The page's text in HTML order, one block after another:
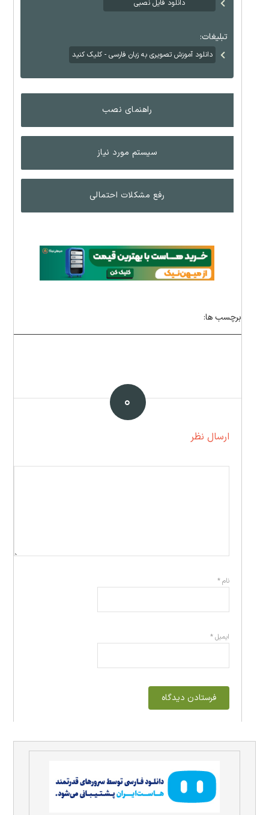
دانلود فایل نصبی
تبلیغات:
دانلود آموزش تصویری به زبان فارسی - کلیک کنید
راهنمای نصب
سیستم مورد نیاز
رفع مشکلات احتمالی
برچسب ها:
۰
ارسال نظر
نام*
ایمیل*